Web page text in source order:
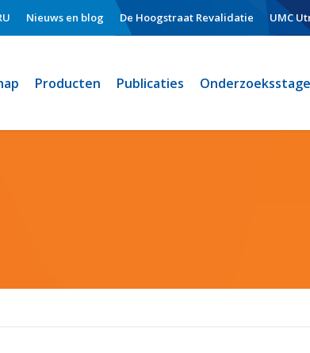
Nieuws en blog De Hoogstraat Revalidatie UMC
Producten Publicaties